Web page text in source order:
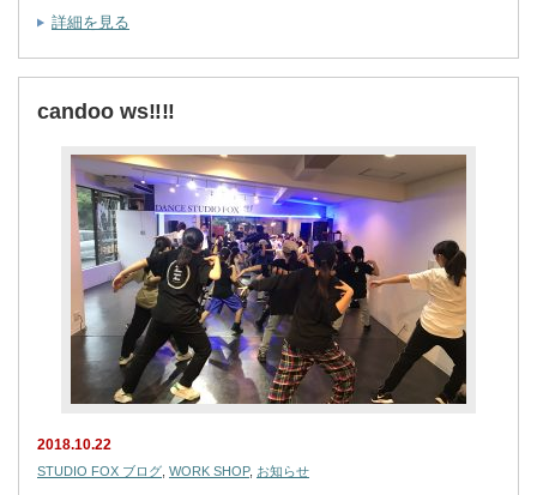
詳細を見る
candoo ws‼︎‼︎
2018.10.22
STUDIO FOX ブログ WORK SHOP, お知らせ